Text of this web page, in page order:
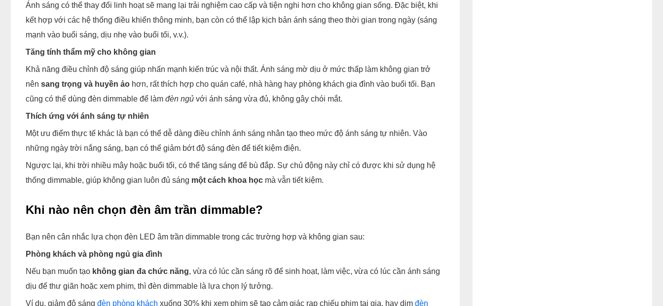
Ánh sáng có thể thay đổi linh hoạt sẽ mang lại trải nghiệm cao cấp và tiện nghi hơn cho không gian sống. Đặc biệt, khi
kết hợp với các hệ thống điều khiển thông minh, bạn còn có thể lập kịch bản ánh sáng theo thời gian trong ngày (sáng
mạnh vào buổi sáng, dịu nhẹ vào buổi tối, v.v.).
Tăng tính thẩm mỹ cho không gian
Khả năng điều chỉnh độ sáng giúp nhấn mạnh kiến trúc và nội thất. Ánh sáng mờ dịu ở mức thấp làm không gian trở
nên sang trọng và huyền ảo hơn, rất thích hợp cho quán café, nhà hàng hay phòng khách gia đình vào buổi tối. Bạn
cũng có thể dùng đèn dimmable để làm đèn ngủ với ánh sáng vừa đủ, không gây chói mắt.
Thích ứng với ánh sáng tự nhiên
Một ưu điểm thực tế khác là bạn có thể dễ dàng điều chỉnh ánh sáng nhân tạo theo mức độ ánh sáng tự nhiên. Vào
những ngày trời nắng sáng, bạn có thể giảm bớt độ sáng đèn để tiết kiệm điện.
Ngược lại, khi trời nhiều mây hoặc buổi tối, có thể tăng sáng để bù đắp. Sự chủ động này chỉ có được khi sử dụng hệ
thống dimmable, giúp không gian luôn đủ sáng một cách khoa học mà vẫn tiết kiệm.
Khi nào nên chọn đèn âm trần dimmable?
Bạn nên cân nhắc lựa chọn đèn LED âm trần dimmable trong các trường hợp và không gian sau:
Phòng khách và phòng ngủ gia đình
Nếu bạn muốn tạo không gian đa chức năng, vừa có lúc cần sáng rõ để sinh hoạt, làm việc, vừa có lúc cần ánh sáng
dịu để thư giãn hoặc xem phim, thì đèn dimmable là lựa chọn lý tưởng.
Ví dụ, giảm độ sáng đèn phòng khách xuống 30% khi xem phim sẽ tạo cảm giác rạp chiếu phim tại gia, hay dim đèn